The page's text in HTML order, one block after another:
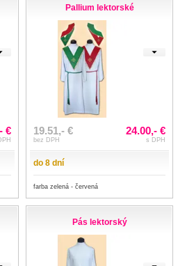
€
Pallium lektorské
19.51,- €
bez DPH
24.00,- €
s DPH
do 8 dní
farba zelená - červená
Pás lektorský